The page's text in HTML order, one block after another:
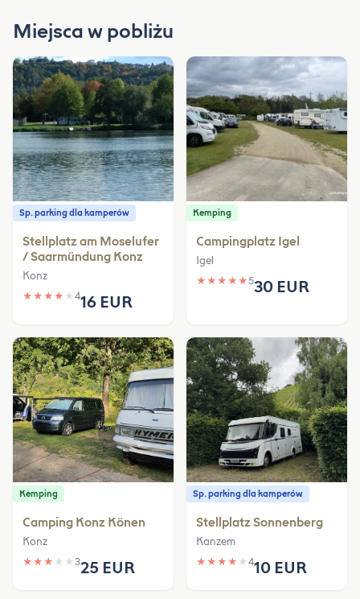
Miejsca w pobliżu
Sp. parking dla kamperów
Stellplatz am Moselufer
/ Saarmündung Konz
Konz
★ ★ ★ ★ ★ 416 EUR
Kemping
Campingplatz Igel
Igel
★ ★ ★ ★ ★530 EUR
Kemping
Camping Konz Könen
Konz
★ ★ ★ ★ ★ 325 EUR
Sp. parking dla kamperów
Stellplatz Sonnenberg
Kanzem
★ ★ ★ ★ ★ 410 EUR